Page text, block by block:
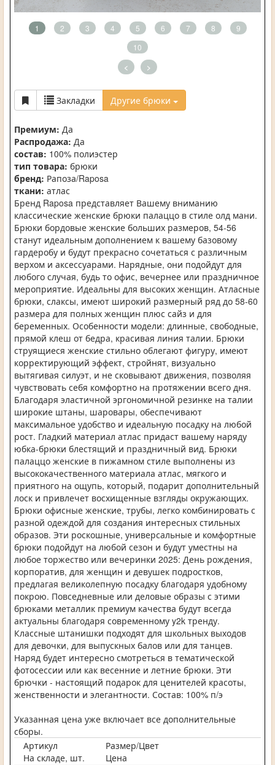
1 2 3 4 5 6 7 8
9
10
< >
Закладки Другие брюки
Премиум: Да
Распродажа: Да
состав: 100% полиэстер
тип товара: брюки
бренд: Рапоза/Raposa
ткани: атлас
Бренд Raposa представляет Вашему вниманию
классические женские брюки палаццо в стиле олд мани.
Брюки бордовые женские больших размеров, 54-56
станут идеальным дополнением к вашему базовому
гардеробу и будут прекрасно сочетаться с различным
верхом и аксессуарами. Нарядные, они подойдут для
любого случая, будь то офис, вечернее или праздничное
мероприятие. Идеальны для высоких женщин. Атласные
брюки, слаксы, имеют широкий размерный ряд до 58-60
размера для полных женщин плюс сайз и для
беременных. Особенности модели: длинные, свободные,
прямой клеш от бедра, красивая линия талии. Брюки
струящиеся женские стильно облегают фигуру, имеют
корректирующий эффект, стройнят, визуально
вытягивая силуэт, и не сковывают движения, позволяя
чувствовать себя комфортно на протяжении всего дня.
Благодаря эластичной эргономичной резинке на талии
широкие штаны, шаровары, обеспечивают
максимальное удобство и идеальную посадку на любой
рост. Гладкий материал атлас придаст вашему наряду
юбка-брюки блестящий и праздничный вид. Брюки
палаццо женские в пижамном стиле выполнены из
высококачественного материала атлас, мягкого и
приятного на ощупь, который, подарит дополнительный
лоск и привлечет восхищенные взгляды окружающих.
Брюки офисные женские, трубы, легко комбинировать с
разной одеждой для создания интересных стильных
образов. Эти роскошные, универсальные и комфортные
брюки подойдут на любой сезон и будут уместны на
любое торжество или вечеринки 2025: День рождения,
корпоратив, для женщин и девушек подростков,
предлагая великолепную посадку благодаря удобному
покрою. Повседневные или деловые образы с этими
брюками металлик премиум качества будут всегда
актуальны благодаря современному y2k тренду.
Классные штанишки подходят для школьных выходов
для девочки, для выпускных балов или для танцев.
Наряд будет интересно смотреться в тематической
фотосессии или как весенние и летние брюки. Эти
брючки - настоящий подарок для ценителей красоты,
женственности и элегантности. Состав: 100% п/э
Указанная цена уже включает все дополнительные
сборы.
Артикул
Размер/Цвет
На складе, шт.
Цена